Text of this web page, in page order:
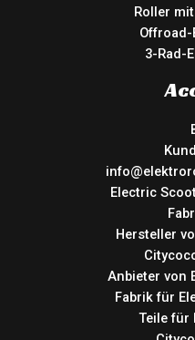
Roller
3-Rad-
Electric
Hersteller
Anbieter von
Fabrik für
Teile für